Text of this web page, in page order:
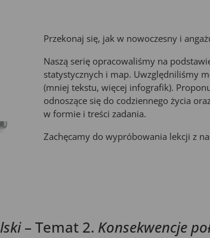
Przekonaj się, jak w nowoczesny i
Naszą serię opracowaliśmy na
statystycznych i map. Uwzględniliśmy
(mniej tekstu, więcej infografik).
odnoszące się do codziennego życia
w formie i treści zadania.
Zachęcamy do wypróbowania lekcji z
– Temat 2. Konsekwencje